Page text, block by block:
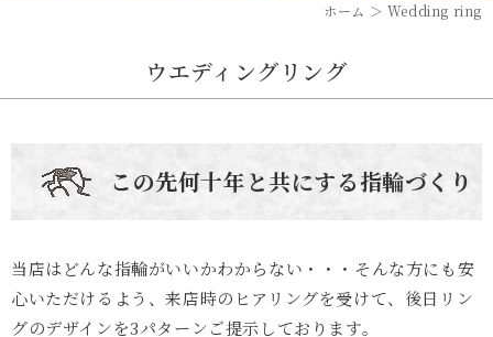
ホーム ＞ Wedding ring
ウエディングリング
この先何十年と共にする指輪づくり
当店はどんな指輪がいいかわからない・・・そんな方にも安
心いただけるよう、来店時のヒアリングを受けて、後日リン
グのデザインを3パターンご提示しております。